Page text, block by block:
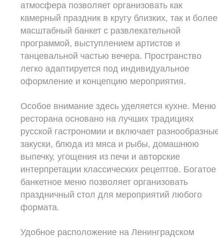
атмосфера позволяет организовать как
камерный праздник в кругу близких, так и более
масштабный банкет с развлекательной
программой, выступлением артистов и
танцевальной частью вечера. Пространство
легко адаптируется под индивидуальное
оформление и концепцию мероприятия.
Особое внимание здесь уделяется кухне. Меню
ресторана основано на лучших традициях
русской гастрономии и включает
закуски, блюда из мяса и рыбы, домашнюю
выпечку, угощения из печи и авторские
интерпретации классических рецептов. Богатое
банкетное меню позволяет организовать
праздничный стол для мероприятий любого
формата.
Удобное расположение на Ленинградском